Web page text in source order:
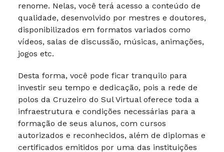
renome. Nelas, você terá acesso a conteúdo de
qualidade, desenvolvido por mestres e doutores,
disponibilizados em formatos variados como
vídeos, salas de discussão, músicas, animações,
jogos etc.
Desta forma, você pode ficar tranquilo para
investir seu tempo e dedicação, pois a rede de
polos da Cruzeiro do Sul Virtual oferece toda a
infraestrutura e condições necessárias para a
formação de seus alunos, com cursos
autorizados e reconhecidos, além de diplomas e
certificados emitidos por uma das instituições